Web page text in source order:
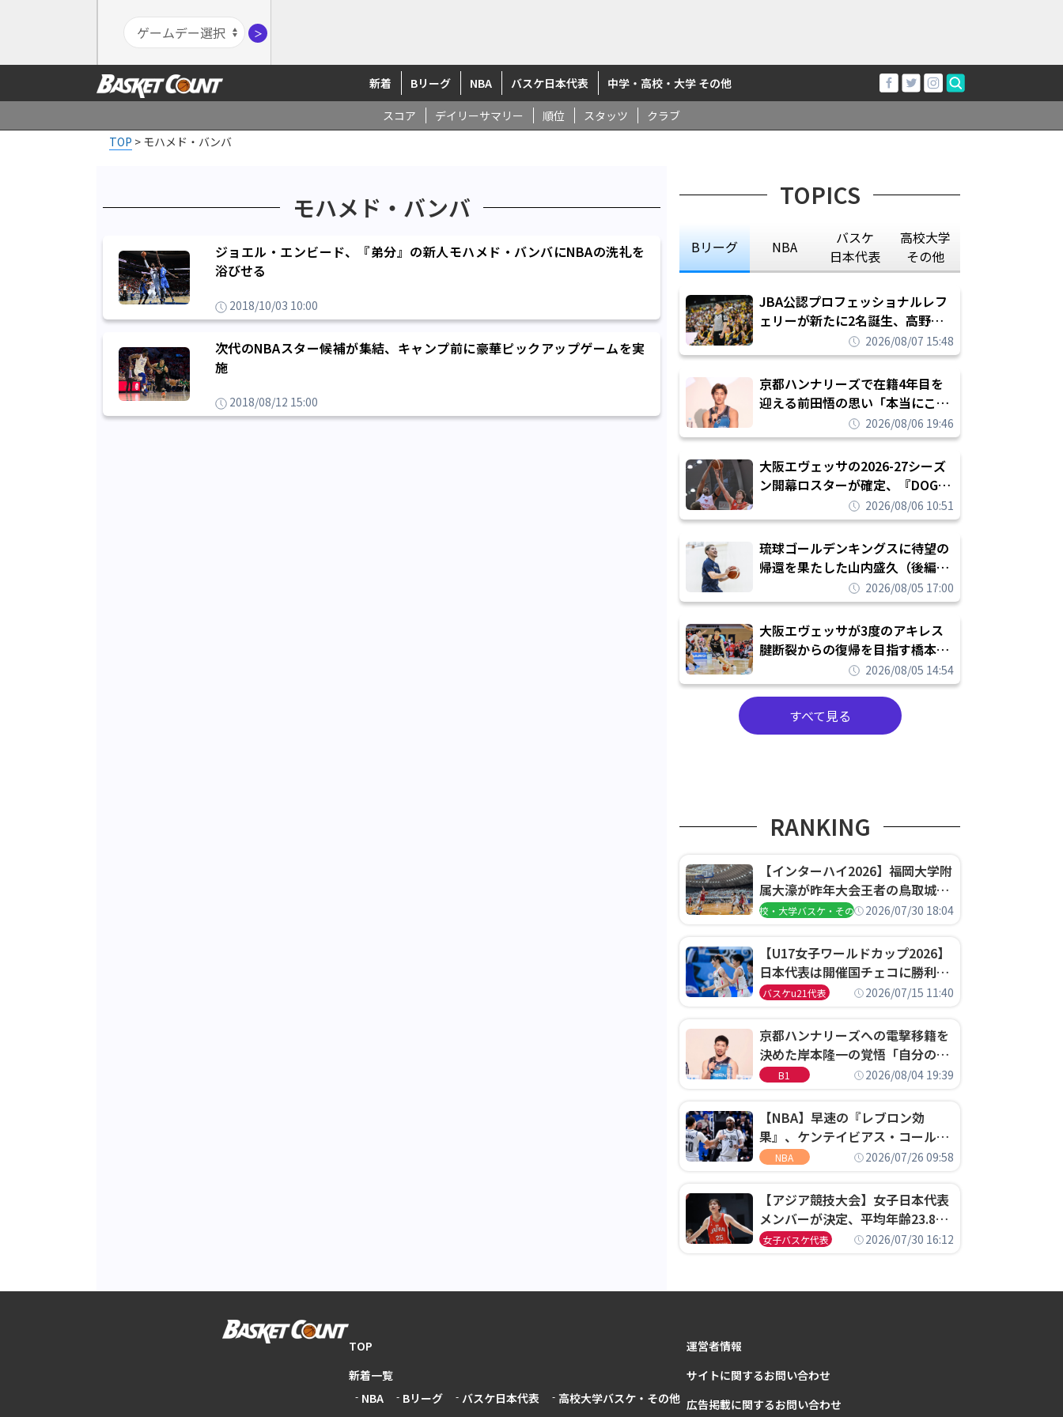
＞
新着 Bリーグ NBA バスケ日本代表 中学・高校・大学 その他
スコア デイリーサマリー 順位 スタッツ
クラブ
TOP > モハメド・バンバ
モハメド・バンバ
ジョエル・エンビード、『弟分』の新人モハメド・バンバにNBAの洗礼を
浴びせる
2018/10/03 10:00
次代のNBAスター候補が集結、キャンプ前に豪華ピックアップゲームを実
施
2018/08/12 15:00
TOPICS
Bリーグ NBA
バスケ
日本代表
高校大学
その他
JBA公認プロフェッショナルレフ
ェリーが新たに2名誕生、高野晃
平は16年間続けた会社員生活に別
れを告げてプロ転向を決断
2026/08/07 15:48
京都ハンナリーズで在籍4年目を
迎える前田悟の思い「本当にこの
チームで勝ちたい、負けたまま舐
められたまま終わりたくない」
2026/08/06 19:46
大阪エヴェッサの2026-27シーズ
ン開幕ロスターが確定、『DOG
FIGHT』のチームカルチャーを推
し進めて結果を求めるシーズンへ
2026/08/06 10:51
琉球ゴールデンキングスに待望の
帰還を果たした山内盛久（後編）
「1人のウチナーンチュとしてみ
んなが誇りに思えるチームにして
いく」
2026/08/05 17:00
大阪エヴェッサが3度のアキレス
腱断裂からの復帰を目指す橋本拓
哉と契約を締結「もう一度コート
に立ちたい」
2026/08/05 14:54
すべて見る
RANKING
【インターハイ2026】福岡大学附
属大濠が昨年大会王者の鳥取城北
を撃破、大阪薫英女学院は岐阜女
高校・大学バスケ・その他2026/07/30 18:04
【U17女子ワールドカップ2026】
日本代表は開催国チェコに勝利し
て予選グループ3連勝で首位通
決定
バスケu21代表 2026/07/15 11:40
京都ハンナリーズへの電撃移籍を
決めた岸本隆一の覚悟「自分のエ
ゴというちっぽけなことのため
B1 2026/08/04 19:39
【NBA】早速の『レブロン効
果』、ケンテイビアス・コールド
ウェル・ポープがセブンティシク
NBA 2026/07/26 09:58
【アジア競技大会】女子日本代表
メンバーが決定、平均年齢23.8歳
のフレッシュなメンバーが日本開
女子バスケ代表 2026/07/30 16:12
TOP
新着一覧
NBA
Bリーグ バスケ日本代表 高校大学バスケ・その他
運営者情報
サイトに関するお問い合わせ
広告掲載に関するお問い合わせ